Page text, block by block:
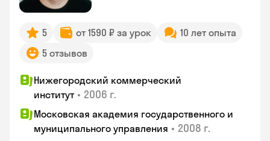
5 от 1590 ₽ за урок
10 лет опыта
5 отзывов
Нижегородский коммерческий
институт • 2006 г.
Московская академия государственного и
муниципального управления • 2008 г.